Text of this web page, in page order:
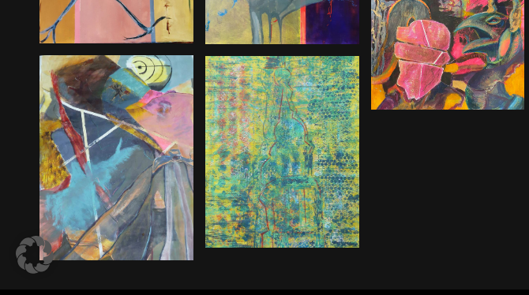
Schau mir in
die Augen
Nike 2 Michel 2